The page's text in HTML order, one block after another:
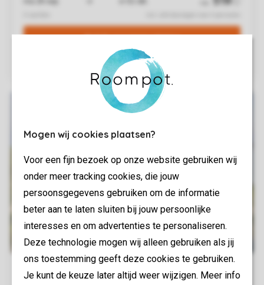
Mogen wij cookies plaatsen?
Voor een fijn bezoek op onze website gebruiken wij
onder meer tracking cookies, die jouw
persoonsgegevens gebruiken om de informatie
beter aan te laten sluiten bij jouw persoonlijke
interesses en om advertenties te personaliseren.
Deze technologie mogen wij alleen gebruiken als jij
ons toestemming geeft deze cookies te gebruiken.
Je kunt de keuze later altijd weer wijzigen. Meer info